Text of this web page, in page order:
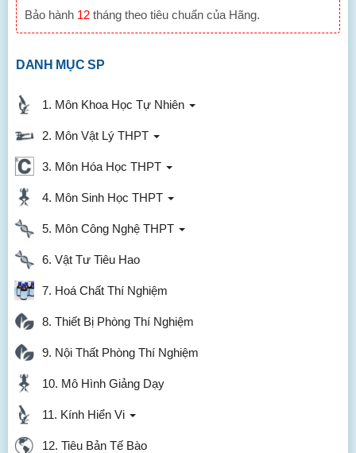
Bảo hành 12 tháng theo tiêu chuẩn của Hãng.
DANH MỤC SP
1. Môn Khoa Học Tự Nhiên
2. Môn Vật Lý THPT
3. Môn Hóa Học THPT
4. Môn Sinh Học THPT
5. Môn Công Nghệ THPT
6. Vật Tư Tiêu Hao
7. Hoá Chất Thí Nghiệm
8. Thiết Bị Phòng Thí Nghiệm
9. Nội Thất Phòng Thí Nghiệm
10. Mô Hình Giảng Dạy
11. Kính Hiển Vi
12. Tiêu Bản Tế Bào